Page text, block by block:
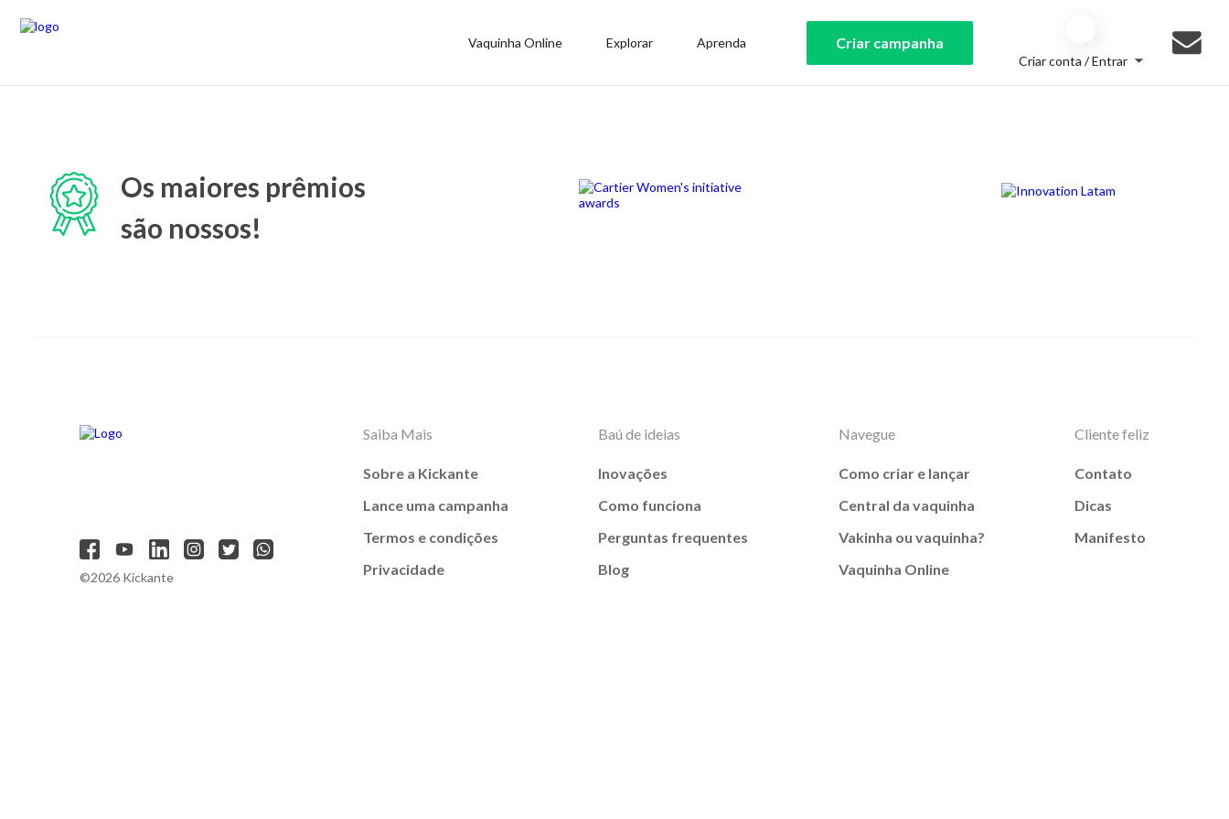
Vaquinha Online Explorar Aprenda Criar campanha
Criar conta / Entrar
Os maiores prêmios
são nossos!
©2026 Kickante
Saiba Mais
Sobre a Kickante
Lance uma campanha
Termos e condições
Privacidade
Baú de ideias
Inovações
Como funciona
Perguntas frequentes
Blog
Navegue
Como criar e lançar
Central da vaquinha
Vakinha ou vaquinha?
Vaquinha Online
Cliente feliz
Contato
Dicas
Manifesto